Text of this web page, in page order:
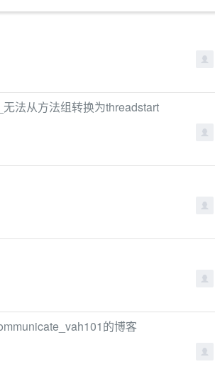
法从方法组转换为threadstart
的博客